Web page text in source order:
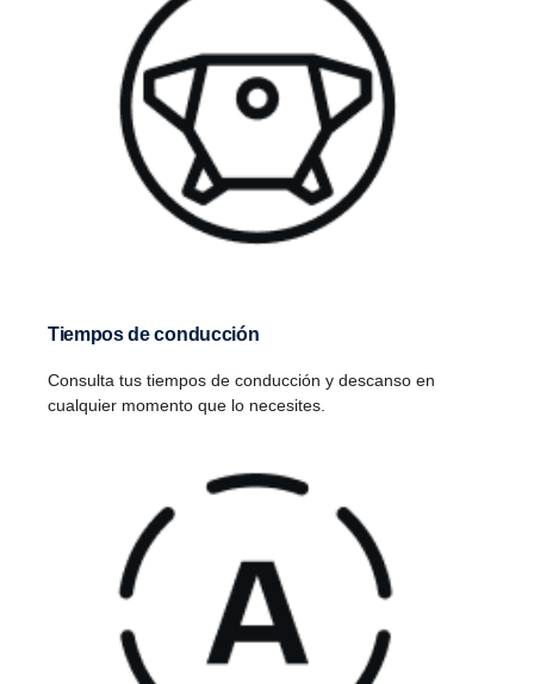
Tiempos de conducción
Consulta tus tiempos de conducción y descanso en
cualquier momento que lo necesites.